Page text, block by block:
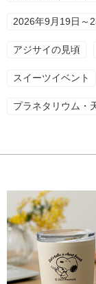
2026年9月19日～
アジサイの見頃
スイーツイベント
プラネタリウム・